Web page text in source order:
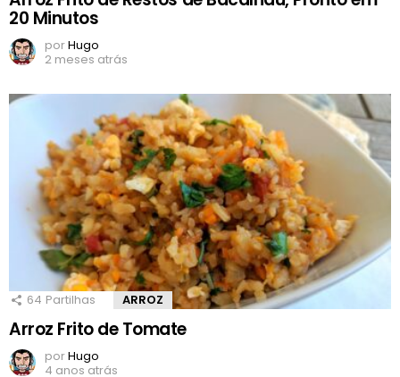
20 Minutos
porHugo
2 meses atrás
64 Partilhas ARROZ
Arroz Frito de Tomate
porHugo
4 anos atrás